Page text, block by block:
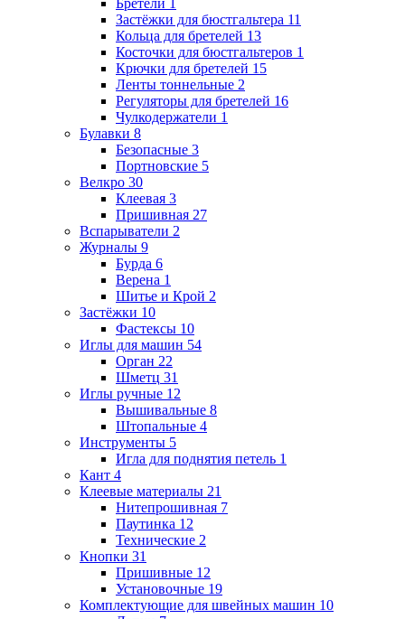
Застёжки для бюстгальтера 11
Кольца для бретелей 13
Косточки для бюстгальтеров 1
Крючки для бретелей 15
Ленты тоннельные 2
Регуляторы для бретелей 16
Чулкодержатели 1
Булавки 8
Безопасные 3
Портновские 5
Велкро 30
Клеевая 3
Пришивная 27
Вспарыватели 2
Журналы 9
Бурда 6
Верена 1
Шитье и Крой 2
Застёжки 10
Фастексы 10
Иглы для машин 54
Орган 22
Шметц 31
Иглы ручные 12
Вышивальные 8
Штопальные 4
Инструменты 5
Игла для поднятия петель 1
Кант 4
Клеевые материалы 21
Нитепрошивная 7
Паутинка 12
Технические 2
Кнопки 31
Пришивные 12
Установочные 19
Комплектующие для швейных машин 10